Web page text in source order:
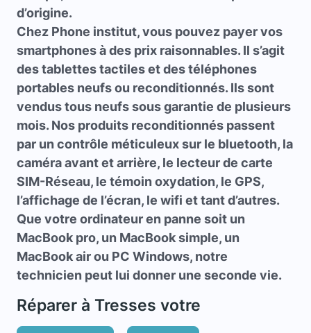
d’origine.
Chez Phone institut, vous pouvez payer vos
smartphones à des prix raisonnables. Il s’agit
des tablettes tactiles et des téléphones
portables neufs ou reconditionnés. Ils sont
vendus tous neufs sous garantie de plusieurs
mois. Nos produits reconditionnés passent
par un contrôle méticuleux sur le bluetooth, la
caméra avant et arrière, le lecteur de carte
SIM-Réseau, le témoin oxydation, le GPS,
l’affichage de l’écran, le wifi et tant d’autres.
Que votre ordinateur en panne soit un
MacBook pro, un MacBook simple, un
MacBook air ou PC Windows, notre
technicien peut lui donner une seconde vie.
Réparer à Tresses votre